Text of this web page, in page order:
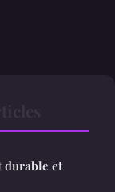
durable et